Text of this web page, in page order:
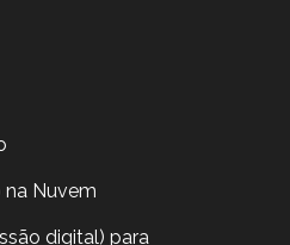
Nuvem
digital) para